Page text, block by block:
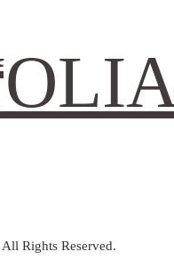
Rights Reserved.